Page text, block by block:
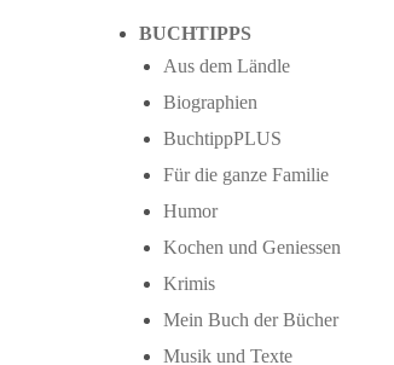
BUCHTIPPS
Aus dem Ländle
Biographien
BuchtippPLUS
Für die ganze Familie
Humor
Kochen und Geniessen
Krimis
Mein Buch der Bücher
Musik und Texte